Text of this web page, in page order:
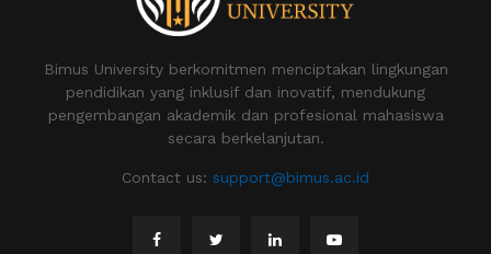
Bimus University berkomitmen menciptakan lingkungan
pendidikan yang inklusif dan inovatif, mendukung
pengembangan akademik dan profesional mahasiswa
secara berkelanjutan.
Contact us: support@bimus.ac.id